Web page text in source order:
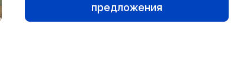
предложения